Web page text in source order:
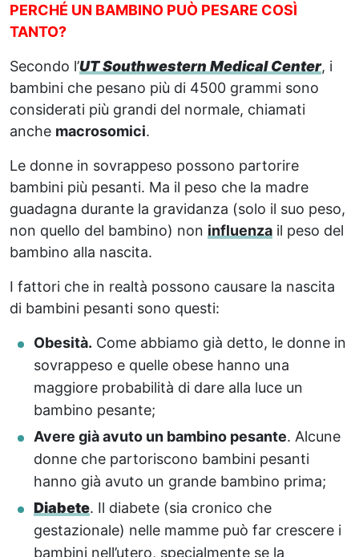
PERCHÉ UN BAMBINO PUÒ PESARE COSÌ
TANTO?
Secondo l’UT Southwestern Medical Center, i
bambini che pesano più di 4500 grammi sono
considerati più grandi del normale, chiamati
anche macrosomici.
Le donne in sovrappeso possono partorire
bambini più pesanti. Ma il peso che la madre
guadagna durante la gravidanza (solo il suo peso,
non quello del bambino) non influenza il peso del
bambino alla nascita.
I fattori che in realtà possono causare la nascita
di bambini pesanti sono questi:
Obesità. Come abbiamo già detto, le donne in
sovrappeso e quelle obese hanno una
maggiore probabilità di dare alla luce un
bambino pesante;
Avere già avuto un bambino pesante. Alcune
donne che partoriscono bambini pesanti
hanno già avuto un grande bambino prima;
Diabete. Il diabete (sia cronico che
gestazionale) nelle mamme può far crescere i
bambini nell’utero, specialmente se la